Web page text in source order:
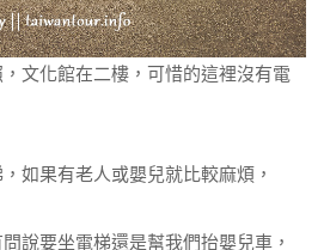
文化館在二樓，可惜的這裡沒有電
如果有老人或嬰兒就比較麻煩，
說要坐電梯還是幫我們抬嬰兒車，